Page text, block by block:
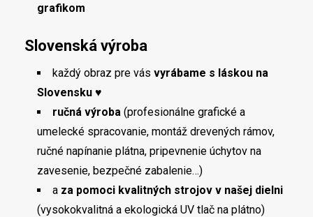
grafikom
Slovenská výroba
každý obraz pre vás vyrábame s láskou na
Slovensku ♥
ručná výroba (profesionálne grafické a
umelecké spracovanie, montáž drevených rámov,
ručné napínanie plátna, pripevnenie úchytov na
zavesenie, bezpečné zabalenie…)
a za pomoci kvalitných strojov v našej dielni
(vysokokvalitná a ekologická UV tlač na plátno)